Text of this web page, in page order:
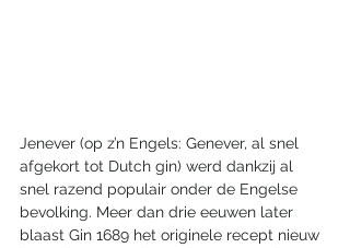
Jenever (op z’n Engels: Genever, al snel
afgekort tot Dutch gin) werd dankzij al
snel razend populair onder de Engelse
bevolking. Meer dan drie eeuwen later
blaast Gin 1689 het originele recept nieuw